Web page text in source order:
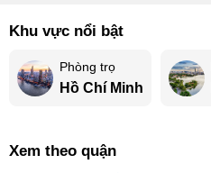
Khu vực nổi bật
Phòng trọ
Hồ Chí Minh
Xem theo quận